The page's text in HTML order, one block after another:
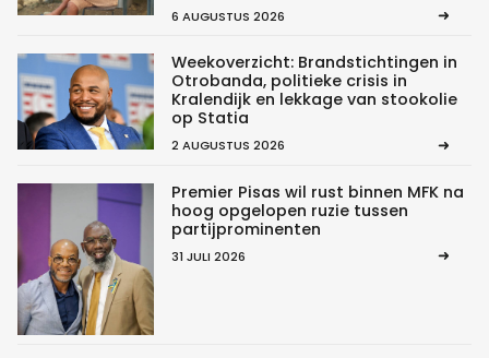
6 AUGUSTUS 2026
Weekoverzicht: Brandstichtingen in
Otrobanda, politieke crisis in
Kralendijk en lekkage van stookolie
op Statia
2 AUGUSTUS 2026
Premier Pisas wil rust binnen MFK na
hoog opgelopen ruzie tussen
partijprominenten
31 JULI 2026